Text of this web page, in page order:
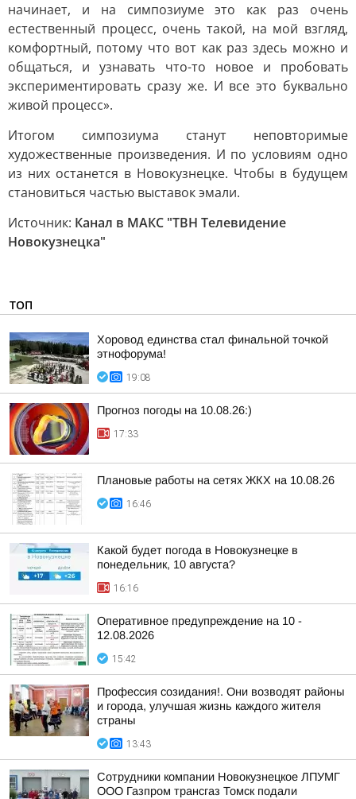
начинает, и на симпозиуме это как раз очень
естественный процесс, очень такой, на мой взгляд,
комфортный, потому что вот как раз здесь можно и
общаться, и узнавать что-то новое и пробовать
экспериментировать сразу же. И все это буквально
живой процесс».
Итогом симпозиума станут неповторимые
художественные произведения. И по условиям одно
из них останется в Новокузнецке. Чтобы в будущем
становиться частью выставок эмали.
Источник: Канал в МАКС "ТВН Телевидение
Новокузнецка"
ТОП
Хоровод единства стал финальной точкой
этнофорума!
19:08
Прогноз погоды на 10.08.26:)
17:33
Плановые работы на сетях ЖКХ на 10.08.26
16:46
Какой будет погода в Новокузнецке в
понедельник, 10 августа?
16:16
Оперативное предупреждение на 10 -
12.08.2026
15:42
Профессия созидания!. Они возводят районы
и города, улучшая жизнь каждого жителя
страны
13:43
Сотрудники компании Новокузнецкое ЛПУМГ
ООО Газпром трансгаз Томск подали